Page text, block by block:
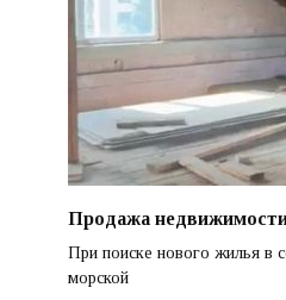
Продажа
При поиске нового жилья в
морской